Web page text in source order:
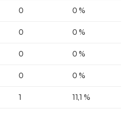
0 0 %
0 0 %
0 0 %
0 0 %
1 11,1 %